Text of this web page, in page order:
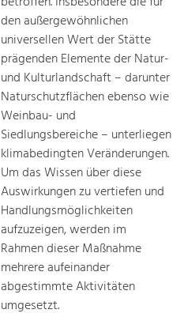
den außergewöhnlichen
universellen Wert der Stätte
prägenden Elemente der Natur-
und Kulturlandschaft – darunter
Naturschutzflächen ebenso wie
Weinbau- und
Siedlungsbereiche – unterliegen
klimabedingten Veränderungen.
Um das Wissen über diese
Auswirkungen zu vertiefen und
Handlungsmöglichkeiten
aufzuzeigen, werden im
Rahmen dieser Maßnahme
mehrere aufeinander
abgestimmte Aktivitäten
umgesetzt.